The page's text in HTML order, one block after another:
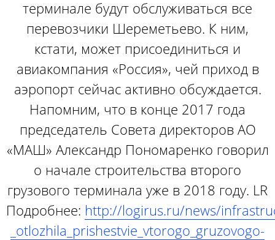
терминале будут обслуживаться все
перевозчики Шереметьево. К ним,
кстати, может присоединиться и
авиакомпания «Россия», чей приход в
аэропорт сейчас активно обсуждается.
Напомним, что в конце 2017 года
председатель Совета директоров АО
«МАШ» Александр Пономаренко говорил
о начале строительства второго
грузового терминала уже в 2018 году. LR
Подробнее: http://logirus.ru/news/
_otlozhila_prishestvie_vtorogo_gruzovogo-